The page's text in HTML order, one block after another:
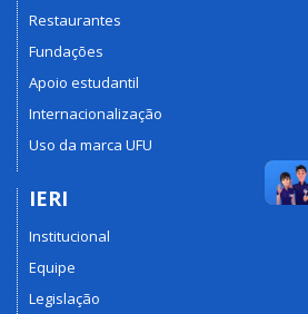
Restaurantes
Fundações
Apoio estudantil
Internacionalização
Uso da marca UFU
IERI
Institucional
Equipe
Legislação